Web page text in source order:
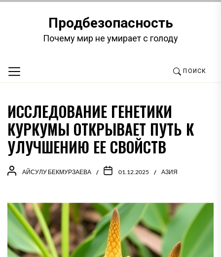
содержимомуПродбезопасность
Почему мир не умирает с голоду
ПОИСК
ИССЛЕДОВАНИЕ ГЕНЕТИКИ
КУРКУМЫ ОТКРЫВАЕТ ПУТЬ К
УЛУЧШЕНИЮ ЕЕ СВОЙСТВ
АЙСУЛУ БЕКМУРЗАЕВА 01.12.2025 АЗИЯ